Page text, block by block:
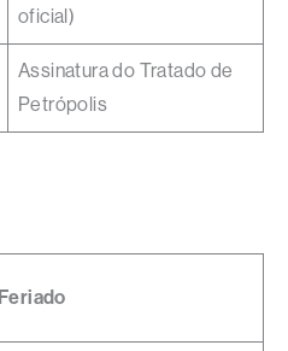
oficial)
Assinatura do Tratado de
Petrópolis
Feriado